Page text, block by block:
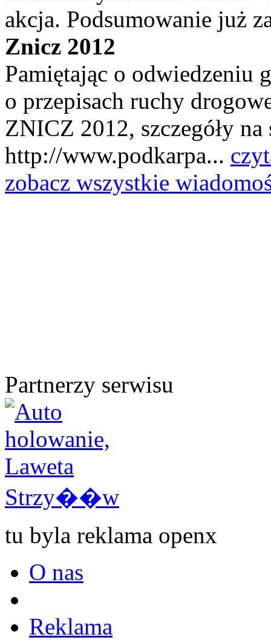
akcja. Podsumowanie już
Znicz 2012
Pamiętając o odwiedzeniu
o przepisach ruchy
ZNICZ 2012, szczegóły
http://www.podkarpa...
zobacz wszystkie
Partnerzy serwisu
tu byla reklama openx
O nas
Reklama